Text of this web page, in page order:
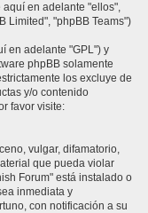
aquí en adelante "ellos",
Limited", "phpBB Teams")
en adelante "GPL") y
phpBB solamente
los excluye de
y/o contenido
favor visite:
vulgar, difamatorio,
que pueda violar
Forum" está instalado o
inmediata y
con notificación a su